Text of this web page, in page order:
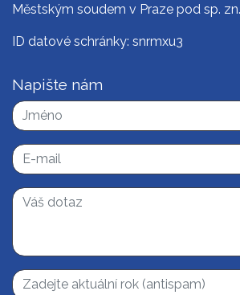
Městským soudem v Praze pod sp.
ID datové schránky: snrmxu3
Napište nám